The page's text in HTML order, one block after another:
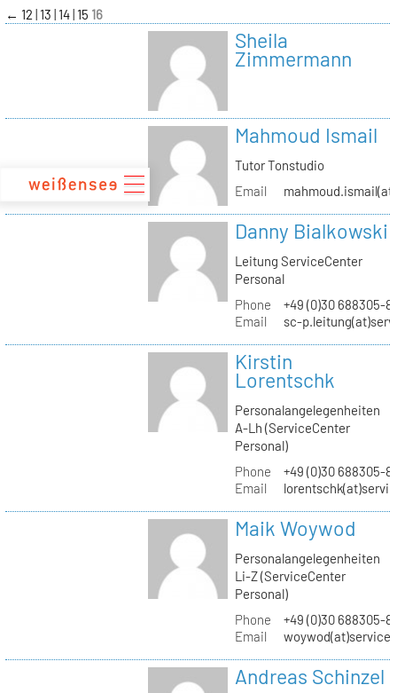
zum
Inhalt
← 12 13 14 15 16
Sheila
Zimmermann
Mahmoud Ismail
Tutor Tonstudio
Email
Danny Bialkowski
Leitung ServiceCenter
Personal
Phone
+49 (0)30 688305-
Email
sc-
Kirstin
Lorentschk
Personalangelegenheiten
A-Lh (ServiceCenter
Personal)
Phone
+49 (0)30 688305-
Email
Maik Woywod
Personalangelegenheiten
Li-Z (ServiceCenter
Personal)
Phone
+49 (0)30 688305-
Email
Andreas Schinzel